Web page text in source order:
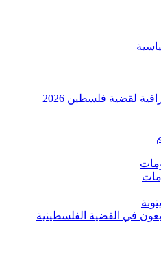
لقضية فلسطين 2026
في القضية الفلسطينية